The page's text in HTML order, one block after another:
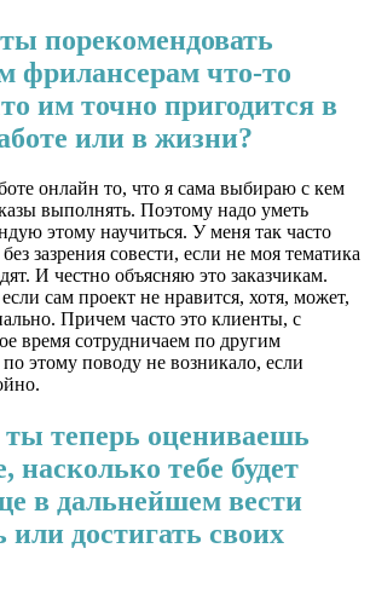
порекомендовать
фрилансерам что-то
им точно пригодится в
или в жизни?
онлайн то, что я сама выбираю с кем
выполнять. Поэтому надо уметь
этому научиться. У меня так часто
зазрения совести, если не моя тематика
И честно объясняю это заказчикам.
сам проект не нравится, хотя, может,
Причем часто это клиенты, с
время сотрудничаем по другим
этому поводу не возникало, если
теперь оцениваешь
насколько тебе будет
в дальнейшем вести
или достигать своих